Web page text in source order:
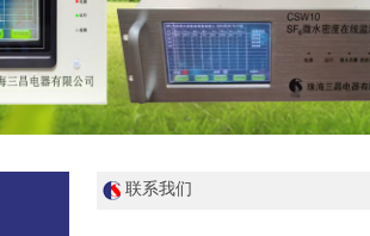
联系我们